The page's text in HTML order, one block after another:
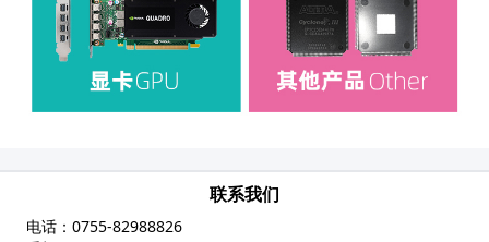
联系我们
电话： 0755-82988826